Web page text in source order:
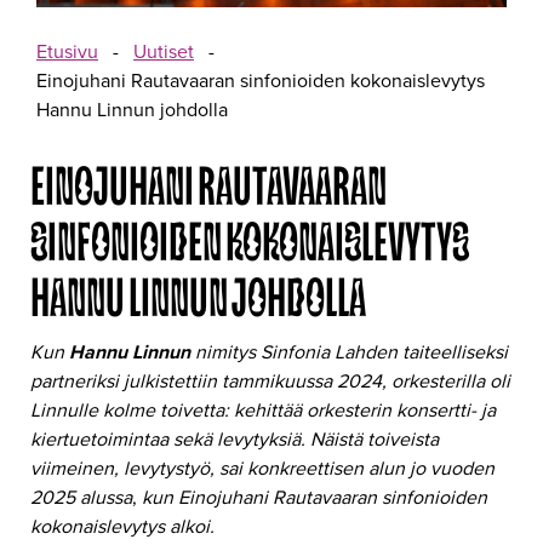
Etusivu - Uutiset -
Einojuhani Rautavaaran sinfonioiden kokonaislevytys
Hannu Linnun johdolla
EINOJUHANI RAUTAVAARAN
SINFONIOIDEN KOKONAISLEVYTYS
HANNU LINNUN JOHDOLLA
Kun Hannu Linnunnimitys Sinfonia Lahden taiteelliseksi
partneriksi julkistettiin tammikuussa 2024, orkesterilla oli
Linnulle kolme toivetta: kehittää orkesterin konsertti- ja
kiertuetoimintaa sekä levytyksiä. Näistä toiveista
viimeinen, levytystyö, sai konkreettisen alun jo vuoden
2025 alussa, kun Einojuhani Rautavaaran sinfonioiden
kokonaislevytys alkoi.